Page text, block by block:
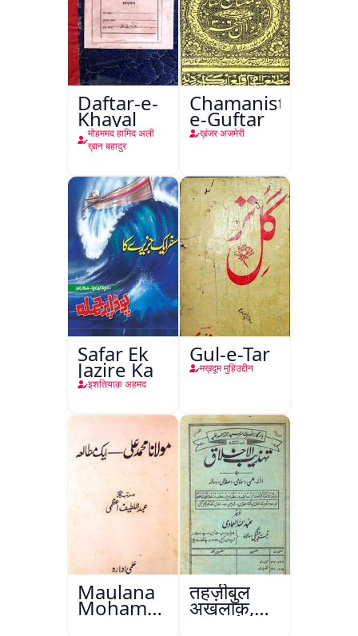
Daftar-e-
Khayal
मोहममद हामिद अली
ख़ान बहादुर
Chamanistan-
e-Guftar
ख़ंजर अजमेरी
Safar Ek
Jazire Ka
इशतियाक़ अहमद
Gul-e-Tar
मख़दूम मुहिउद्दीन
Maulana
Mohammad
Ali Ek
तहज़ीबुल
अख़लाक़,
अमृतसर